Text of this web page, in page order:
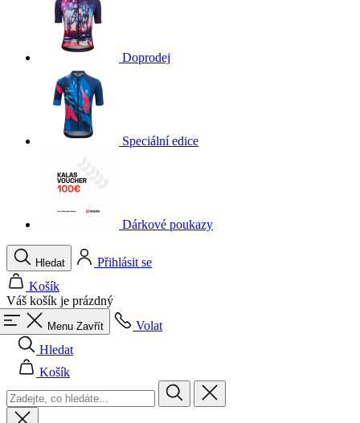
Doprodej
Speciální edice
Dárkové poukazy
Hledat
Přihlásit se
Košík
Váš košík je prázdný
Menu Zavřít
Volat
Hledat
Košík